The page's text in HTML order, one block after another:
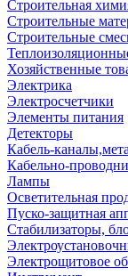
Строительная
Строительные
Строительные
Хозяйственные
Электрика
Электросчетчики
Элементы питания
Детекторы
Кабель-
Кабельно-
Лампы
Осветительная
Пуско-защитная
Стабилизаторы,
Электрощитовое